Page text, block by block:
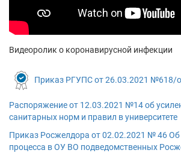
Видеоролик о коронавирусной инфекции
Приказ РГУПС от 26.03.2021 №618/
Распоряжение от 12.03.2021 №14 об
санитарных норм и правил в университете
Приказ Росжелдора от 02.02.2021 № 46 Об
процесса в ОУ ВО подведомственных